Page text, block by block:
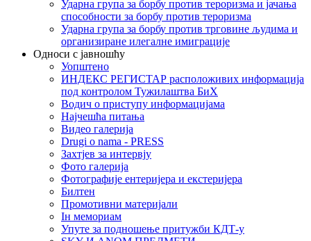
Ударна група за борбу против тероризма и јачања
способности за борбу против тероризма
Ударна група за борбу против трговине људима и
организиране илегалне имиграције
Односи с јавношћу
Уопштено
ИНДЕКС РЕГИСТАР расположивих информација
под контролом Тужилаштва БиХ
Водич о приступу информацијама
Најчешћа питања
Видео галерија
Drugi o nama - PRESS
Захтјев за интервју
Фото галерија
Фотографије ентеријера и екстеријера
Билтен
Промотивни материјали
Iн мемориам
Упуте за подношење притужби КДТ-у